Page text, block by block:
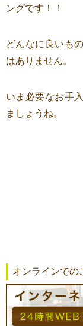
ングです！！
どんなに良いも
はありません。
いま必要なお手
ましょうね。
オンラインでの